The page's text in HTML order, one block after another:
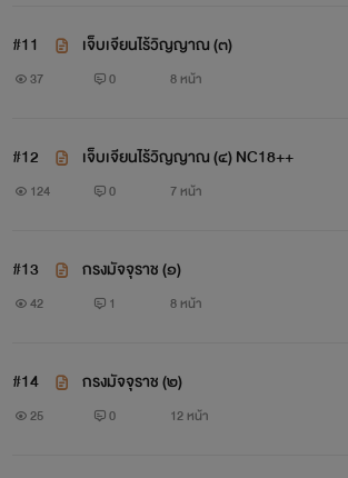
!
เก่งกล้าขึ้นมาก สงสัยสามคืนที่ผ่านมา คงร่าน
เฟะทันตาเห็นแบบนี้”
เธอยืดอกยอมรับในคำต่อว่า ช่วงขาเล็กยืนขึ้
ร้อยเป็นพันคน แบบนี้ใช่ไหมคะที่คุณภพอยา
มือหนาทั้งสองข้างกำหมัดแน่น จ้องเจ้าของค
#11 เจ็บเจียนไร้วิญญาณ (๓)
37 0 8 หน้า
#12 เจ็บเจียนไร้วิญญาณ (๔) NC18++
124 0 7 หน้า
#13 กรงมัจจุราช (๑)
42 1 8 หน้า
#14 กรงมัจจุราช (๒)
25 0 12 หน้า